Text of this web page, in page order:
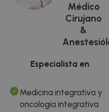
Médico
Cirujano
&
Especialista en
Medicina integrativa y
oncología integrativa